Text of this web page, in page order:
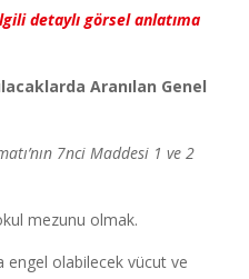
detaylı görsel anlatıma
Aranılan Genel
7nci Maddesi 1 ve 2
mezunu olmak.
engel olabilecek vücut ve